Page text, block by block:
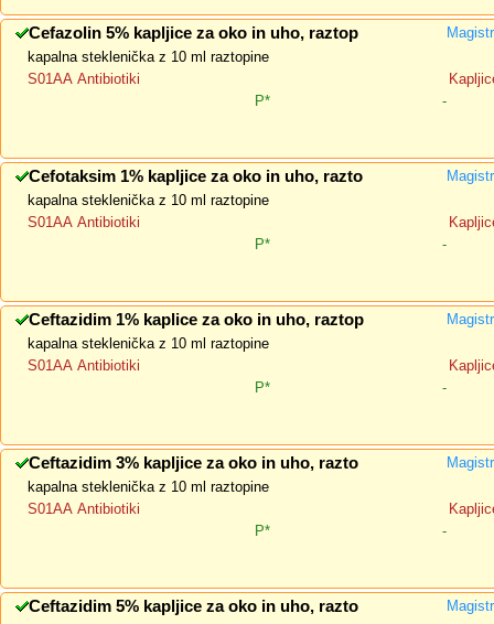
Cefazolin 5% kapljice za oko in uho, raztop
kapalna steklenička z 10 ml raztopine
S01AA Antibiotiki
P*
-
Cefotaksim 1% kapljice za oko in uho, razto
kapalna steklenička z 10 ml raztopine
S01AA Antibiotiki
P*
-
Ceftazidim 1% kaplice za oko in uho, raztop
kapalna steklenička z 10 ml raztopine
S01AA Antibiotiki
P*
-
Ceftazidim 3% kapljice za oko in uho, razto
kapalna steklenička z 10 ml raztopine
S01AA Antibiotiki
P*
-
Ceftazidim 5% kapljice za oko in uho, razto